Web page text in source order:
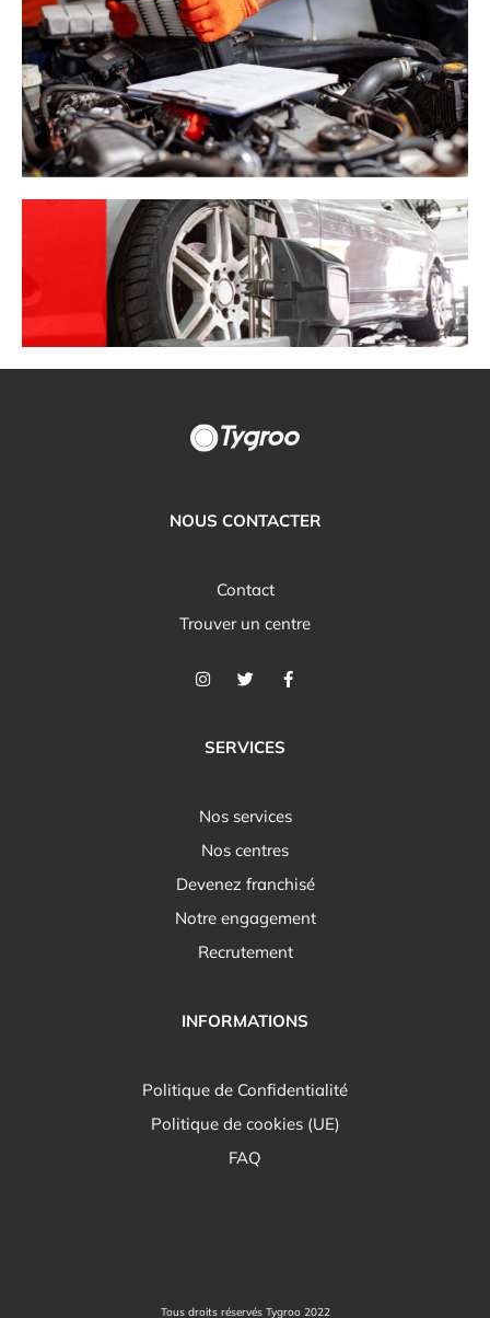
NOUS CONTACTER
Contact
Trouver un centre
SERVICES
Nos services
Nos centres
Devenez franchisé
Notre engagement
Recrutement
INFORMATIONS
Politique de Confidentialité
Politique de cookies (UE)
FAQ
Tous droits réservés Tygroo 2022